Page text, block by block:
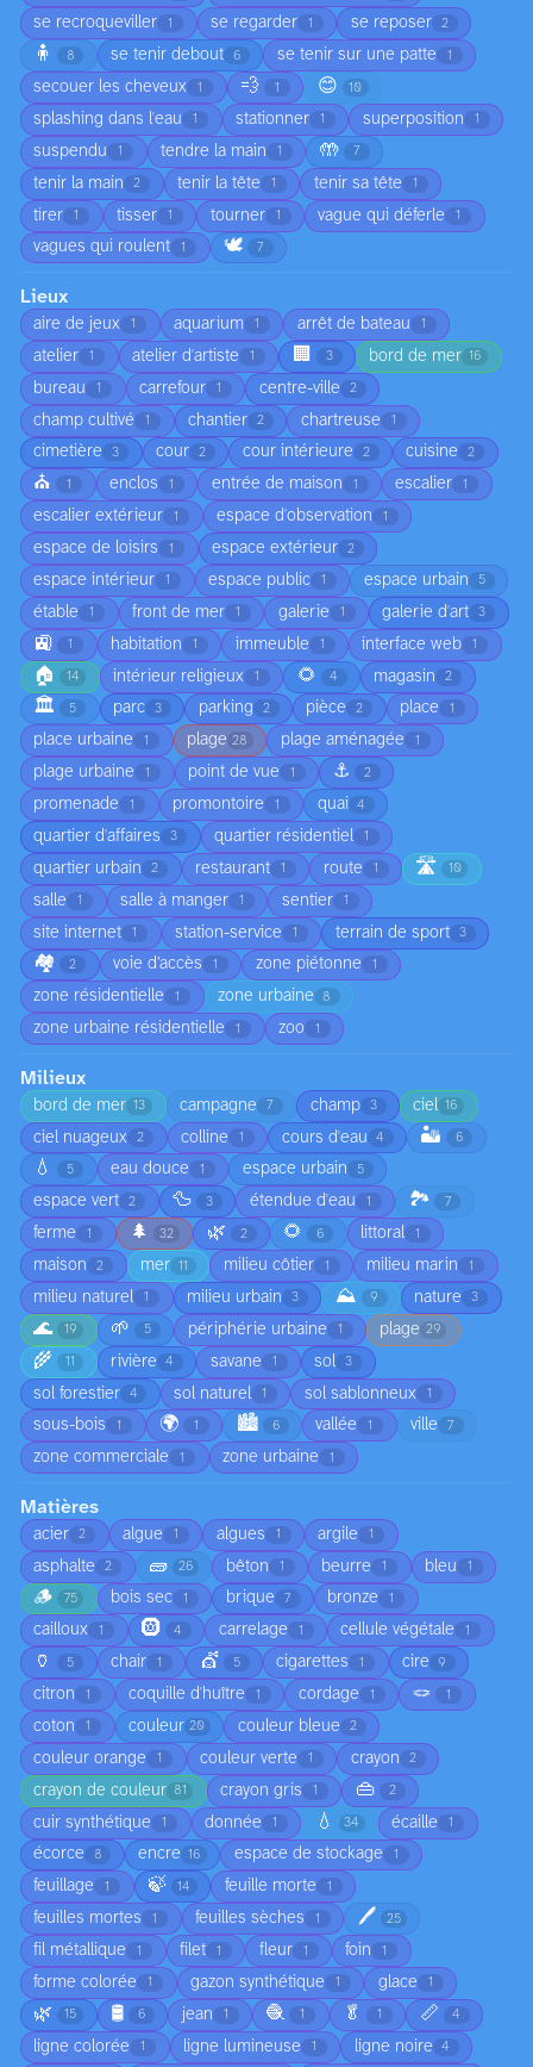
se recroqueviller
1 se regarder 1 se reposer 2
🧍 8 se tenir debout 6 se tenir sur une patte 1
secouer les cheveux 1 💨 1 😊 10
splashing dans l'eau 1 stationner 1 superposition 1
suspendu 1 tendre la main 1 🤲 7
tenir la main 2 tenir la tête 1 tenir sa tête 1
tirer 1 tisser 1 tourner 1 vague qui déferle 1
vagues qui roulent 1 🕊️ 7
Lieux
aire de jeux 1 aquarium 1 arrêt de bateau 1
atelier 1 atelier d'artiste 1 🏢 3 bord de mer 16
bureau 1 carrefour 1 centre-ville 2
champ cultivé 1 chantier 2 chartreuse 1
cimetière 3 cour 2 cour intérieure 2 cuisine 2
⛪ 1 enclos 1 entrée de maison 1 escalier 1
escalier extérieur 1 espace d'observation 1
espace de loisirs 1 espace extérieur 2
espace intérieur 1 espace public 1 espace urbain 5
étable 1 front de mer 1 galerie 1 galerie d'art 3
🚉 1 habitation 1 immeuble 1 interface web 1
🏠 14 intérieur religieux 1 🌻 4 magasin 2
🏛️ 5 parc 3 parking 2 pièce 2 place 1
place urbaine 1 plage 28 plage aménagée 1
plage urbaine 1 point de vue 1 ⚓ 2
promenade 1 promontoire 1 quai 4
quartier d'affaires 3 quartier résidentiel 1
quartier urbain 2 restaurant 1 route 1 🛣️ 10
salle 1 salle à manger 1 sentier 1
site internet 1 station-service 1 terrain de sport 3
🏘️ 2 voie d’accès 1 zone piétonne 1
zone résidentielle 1 zone urbaine 8
zone urbaine résidentielle 1 zoo 1
Milieux
bord de mer 13 campagne 7 champ 3 ciel 16
ciel nuageux 2 colline 1 cours d'eau 4 🏜️ 6
💧 5 eau douce 1 espace urbain 5
espace vert 2 🦆 3 étendue d'eau 1 🏞️ 7
ferme 1 🌲 32 🌿 2 🌻 6 littoral 1
maison 2 mer 11 milieu côtier 1 milieu marin 1
milieu naturel 1 milieu urbain 3 ⛰️ 9 nature 3
🌊 19 🌱 5 périphérie urbaine 1 plage 29
🌾 11 rivière 4 savane 1 sol 3
sol forestier 4 sol naturel 1 sol sablonneux 1
sous-bois 1 🌍 1 🏙️ 6 vallée 1 ville 7
zone commerciale 1 zone urbaine 1
Matières
acier 2 algue 1 algues 1 argile 1
asphalte 2 🧱 26 bêton 1 beurre 1 bleu 1
🪵 75 bois sec 1 brique 7 bronze 1
cailloux 1 🛞 4 carrelage 1 cellule végétale 1
🏺 5 chair 1 💇 5 cigarettes 1 cire 9
citron 1 coquille d'huître 1 cordage 1 🪢 1
coton 1 couleur 20 couleur bleue 2
couleur orange 1 couleur verte 1 crayon 2
crayon de couleur 81 crayon gris 1 👜 2
cuir synthétique 1 donnée 1 💧 34 écaille 1
écorce 8 encre 16 espace de stockage 1
feuillage 1 🍃 14 feuille morte 1
feuilles mortes 1 feuilles sèches 1 🖊️ 25
fil métallique 1 filet 1 fleur 1 foin 1
forme colorée 1 gazon synthétique 1 glace 1
🌿 15 🛢️ 6 jean 1 🧶 1 🥬 1 📏 4
ligne colorée 1 ligne lumineuse 1 ligne noire 4